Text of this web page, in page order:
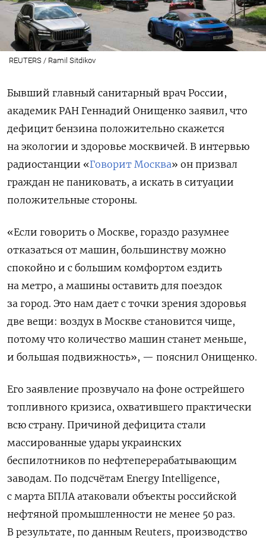
REUTERS / Ramil Sitdikov
Бывший главный санитарный врач России,
академик РАН Геннадий Онищенко заявил, что
дефицит бензина положительно скажется
на экологии и здоровье москвичей. В интервью
радиостанции «Говорит Москва» он призвал
граждан не паниковать, а искать в ситуации
положительные стороны.
«Если говорить о Москве, гораздо разумнее
отказаться от машин, большинству можно
спокойно и с большим комфортом ездить
на метро, а машины оставить для поездок
за город. Это нам дает с точки зрения здоровья
две вещи: воздух в Москве становится чище,
потому что количество машин станет меньше,
и большая подвижность», — пояснил Онищенко.
Его заявление прозвучало на фоне острейшего
топливного кризиса, охватившего практически
всю страну. Причиной дефицита стали
массированные удары украинских
беспилотников по нефтеперерабатывающим
заводам. По подсчётам Energy Intelligence,
с марта БПЛА атаковали объекты российской
нефтяной промышленности не менее 50 раз.
В результате, по данным Reuters, производство